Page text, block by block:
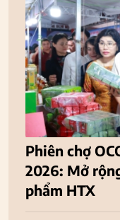
Phiên chợ
2026: Mở
phẩm HTX